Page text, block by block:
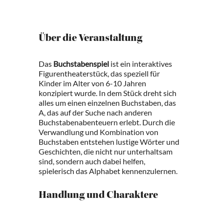
Über die Veranstaltung
Das Buchstabenspiel ist ein interaktives
Figurentheaterstück, das speziell für
Kinder im Alter von 6-10 Jahren
konzipiert wurde. In dem Stück dreht sich
alles um einen einzelnen Buchstaben, das
A, das auf der Suche nach anderen
Buchstabenabenteuern erlebt. Durch die
Verwandlung und Kombination von
Buchstaben entstehen lustige Wörter und
Geschichten, die nicht nur unterhaltsam
sind, sondern auch dabei helfen,
spielerisch das Alphabet kennenzulernen.
Handlung und Charaktere